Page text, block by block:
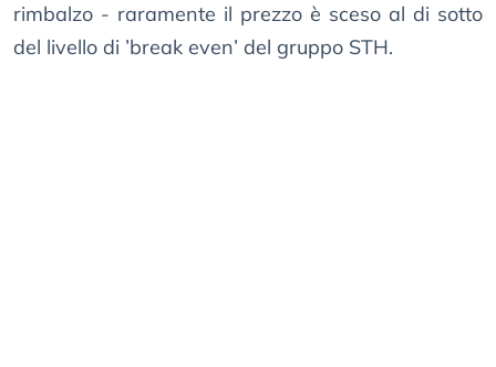
rimbalzo - raramente il prezzo è sceso al di sotto
del livello di ’break even’ del gruppo STH.